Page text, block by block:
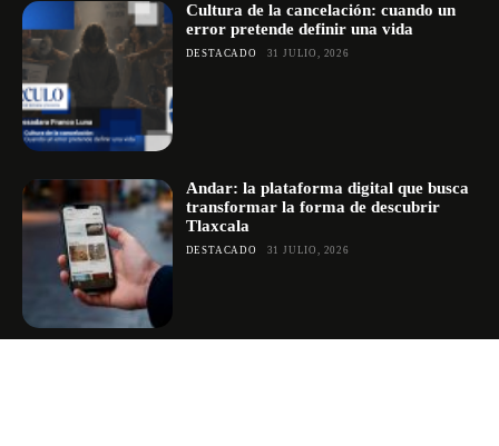
Cultura de la cancelación: cuando un
error pretende definir una vida
DESTACADO 31 JULIO, 2026
Andar: la plataforma digital que busca
transformar la forma de descubrir
Tlaxcala
DESTACADO 31 JULIO, 2026